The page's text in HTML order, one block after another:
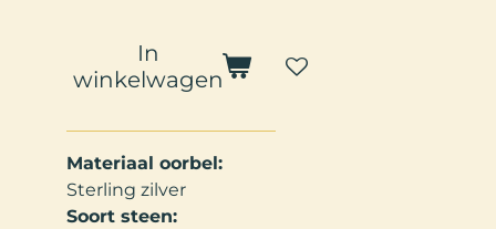
In
winkelwagen
Materiaal oorbel:
Sterling zilver
Soort steen: